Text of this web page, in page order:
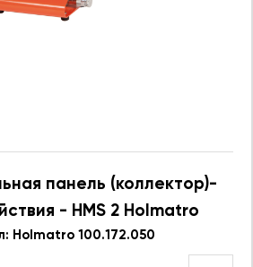
панель (коллектор)-
- HMS 2 Holmatro
Holmatro 100.172.050